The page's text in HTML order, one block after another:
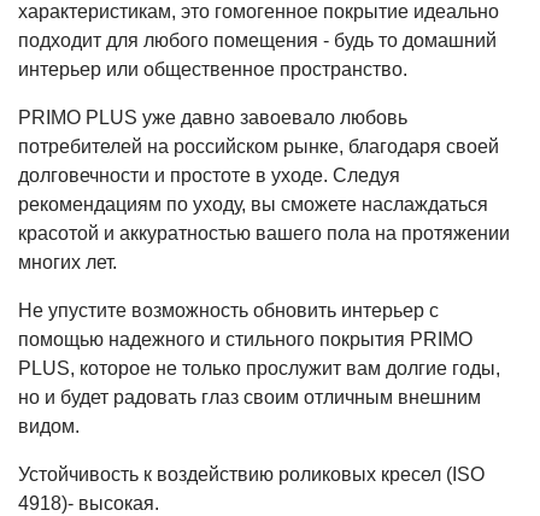
характеристикам, это гомогенное покрытие идеально
подходит для любого помещения - будь то домашний
интерьер или общественное пространство.
PRIMO PLUS уже давно завоевало любовь
потребителей на российском рынке, благодаря своей
долговечности и простоте в уходе. Следуя
рекомендациям по уходу, вы сможете наслаждаться
красотой и аккуратностью вашего пола на протяжении
многих лет.
Не упустите возможность обновить интерьер с
помощью надежного и стильного покрытия PRIMO
PLUS, которое не только прослужит вам долгие годы,
но и будет радовать глаз своим отличным внешним
видом.
Устойчивость к воздействию роликовых кресел (ISO
4918)- высокая.